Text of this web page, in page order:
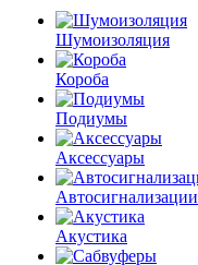
Шумоизоляция
Короба
Подиумы
Аксессуары
Автосигнализации
Акустика